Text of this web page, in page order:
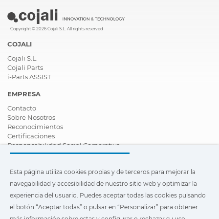
systems
Copyright © 2026 Cojali S.L. All rights reserved
COJALI
Cojali S.L.
Cojali Parts
i-Parts ASSIST
EMPRESA
Contacto
Sobre Nosotros
Reconocimientos
Certificaciones
Responsabilidad Social Corporativa
Ser distribuidor
Vídeos
FAQ - Preguntas Frecuentes
Esta página utiliza cookies propias y de terceros para mejorar la
navegabilidad y accesibilidad de nuestro sitio web y optimizar
Esta página utiliza cookies propias y de terceros para mejorar la
navegabilidad y accesibilidad de nuestro sitio web y optimizar la
experiencia del usuario. Puedes aceptar todas las cookies pulsando
el botón “Aceptar todas” o pulsar en “Personalizar” para obtener